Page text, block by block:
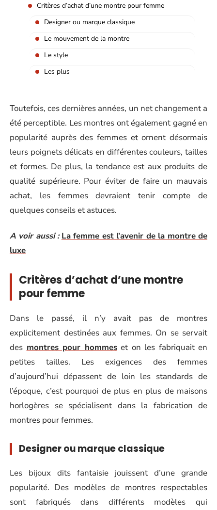
Critères d’achat d’une montre pour femme
Designer ou marque classique
Le mouvement de la montre
Le style
Les plus
Toutefois, ces dernières années, un net changement a
été perceptible. Les montres ont également gagné en
popularité auprès des femmes et ornent désormais
leurs poignets délicats en différentes couleurs, tailles
et formes. De plus, la tendance est aux produits de
qualité supérieure. Pour éviter de faire un mauvais
achat, les femmes devraient tenir compte de
quelques conseils et astuces.
A voir aussi : La femme est l’avenir de la montre de
luxe
Critères d’achat d’une montre
pour femme
Dans le passé, il n’y avait pas de montres
explicitement destinées aux femmes. On se servait
des montres pour hommeset on les fabriquait en
petites tailles. Les exigences des femmes
d’aujourd’hui dépassent de loin les standards de
l’époque, c’est pourquoi de plus en plus de maisons
horlogères se spécialisent dans la fabrication de
montres pour femmes.
Designer ou marque classique
Les bijoux dits fantaisie jouissent d’une grande
popularité. Des modèles de montres respectables
sont fabriqués dans différents modèles qui